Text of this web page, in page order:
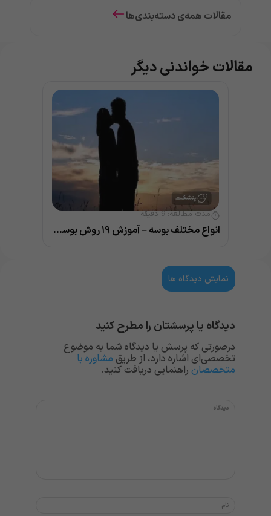
مقالات همه‌ی دسته‌بندی‌ها
مقالات خواندنی دیگر
مدت مطالعه:9 دقیقه
انواع مختلف بوسه – آموزش ۱۹ روش بوسیدن و نکات مهم آن
نمایش دیدگاه ها
دیدگاه یا پرسشتان را مطرح کنید
درصورتی که پرسش یا دیدگاه شما به موضوع
تخصصی‌ای اشاره دارد، از طریق مشاوره با
متخصصان راهنمایی دریافت کنید.